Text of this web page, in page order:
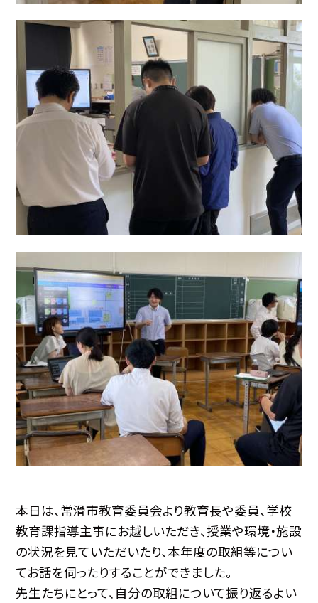
本日は、常滑市教育委員会より教育長や委員、学校
教育課指導主事にお越しいただき、授業や環境・施設
の状況を見ていただいたり、本年度の取組等につい
てお話を伺ったりすることができました。
先生たちにとって、自分の取組について振り返るよい